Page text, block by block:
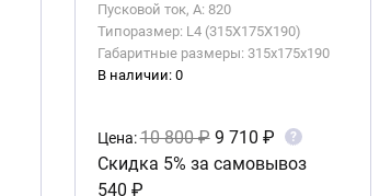
Пусковой ток, А: 820
Типоразмер: L4 (315X175X190)
Габаритные размеры: 315x175x190
В наличии: 0
Цена:10 800 ₽ 9 710 ₽ ?
Скидка 5% за самовывоз
540 ₽